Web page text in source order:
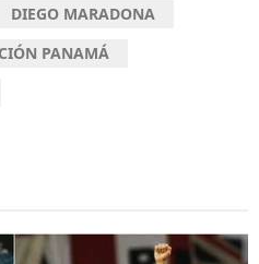
DIEGO MARADONA
PANAMÁ